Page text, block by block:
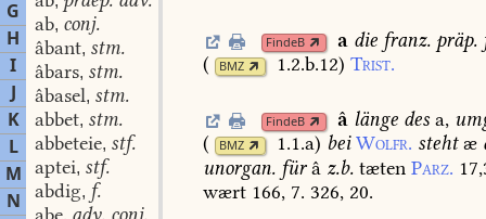
G
H
I
J
K
L
M
N
ab, conj.
âbant, stm.
âbars, stm.
âbasel, stm.
abbet, stm.
abbeteie, stf.
aptei, stf.
abdig, f.
,
FindeB a die franz. präp.
(
BMZ 1.2.b.12) Trist.
FindeB â länge des a,
(
BMZ 1.1.a) bei Wolfr. stehtæ
unorgan. fürâ z.b. tæten Parz.
wært 166, 7. 326, 20.